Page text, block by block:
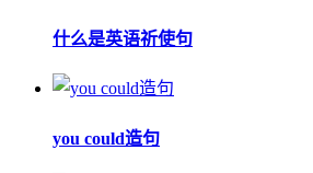
什么是英语祈使句
you could造句